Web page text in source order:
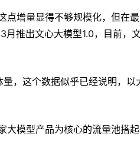
点增量显得不够规模化，但在
月推出文心大模型1.0，目前，
，这个数据似乎已经说明，
大模型产品为核心的流量池搭